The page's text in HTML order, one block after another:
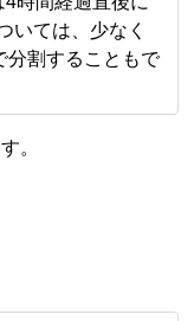
いては、少なく
分割することもで
。